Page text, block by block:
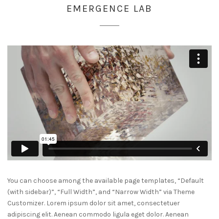
EMERGENCE LAB
You can choose among the available page templates, “Default
(with sidebar)”, “Full Width”, and “Narrow Width” via Theme
Customizer. Lorem ipsum dolor sit amet, consectetuer
adipiscing elit. Aenean commodo ligula eget dolor. Aenean